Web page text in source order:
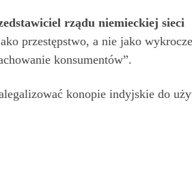
rządu niemieckiej sieci
przestępstwo, a nie jako
konsumentów”.
konopie indyjskie do